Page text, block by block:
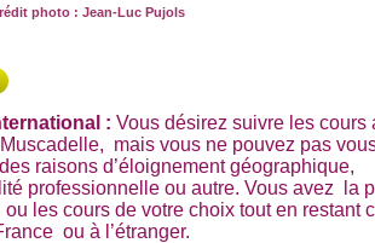
photo : Jean-Luc Pujols
: Vous désirez suivre les cours
mais vous ne pouvez pas
raisons d’éloignement géographique,
professionnelle ou autre. Vous avez la
les cours de votre choix tout en restant
ou à l’étranger.